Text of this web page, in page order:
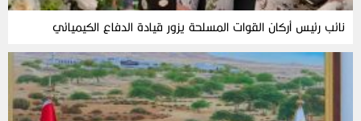
نائب رئيس أركان القوات المسلحة يزور قيادة الدفاع الكيميائي